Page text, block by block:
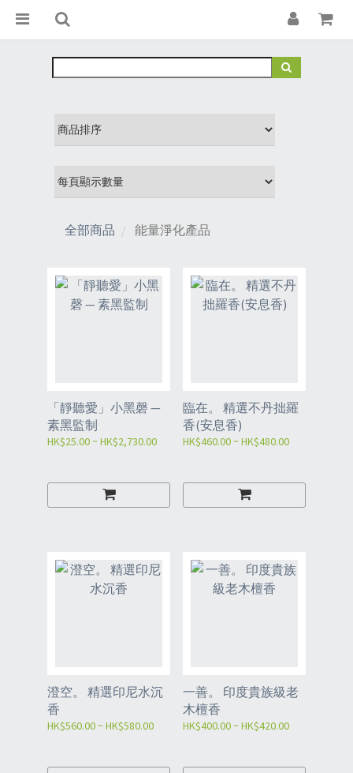
全部商品 能量淨化產品
「靜聽愛」小黑磬 —
素黑監制
HK$25.00 ~ HK$2,730.00
臨在。 精選不丹拙羅
香(安息香)
HK$460.00 ~ HK$480.00
澄空。 精選印尼水沉
香
HK$560.00 ~ HK$580.00
一善。 印度貴族級老
木檀香
HK$400.00 ~ HK$420.00